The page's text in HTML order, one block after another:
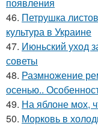
46. Петрушка
культура в Украине
47. Июньский уход
советы
48. Размножение
осенью..
49. На яблоне мох,
50. Морковь в